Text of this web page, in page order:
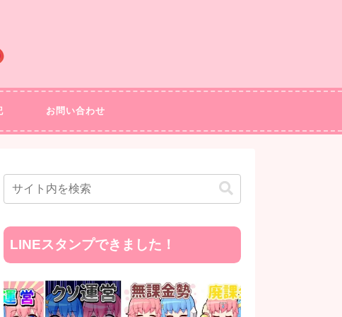
お問い合わせ
LINEスタンプできました！